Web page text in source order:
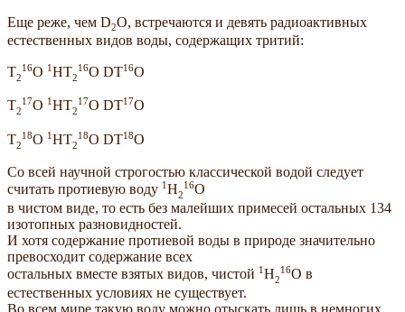
Еще реже, чем D2O, встречаются и девять радиоактивных
естественных видов воды, содержащих тритий:
Т2
16O 1НТ2
16O DТ16O
Т2
17O 1НТ2
17O DТ17O
Т2
18O 1НТ2
18O DТ18O
Со всей научной строгостью классической водой следует
считать протиевую воду 1H2
16O
в чистом виде, то есть без малейших примесей остальных 134
изотопных разновидностей.
И хотя содержание протиевой воды в природе значительно
превосходит содержание всех
остальных вместе взятых видов, чистой 1H2
16O в
естественных условиях не существует.
Во всем мире такую воду можно отыскать лишь в немногих